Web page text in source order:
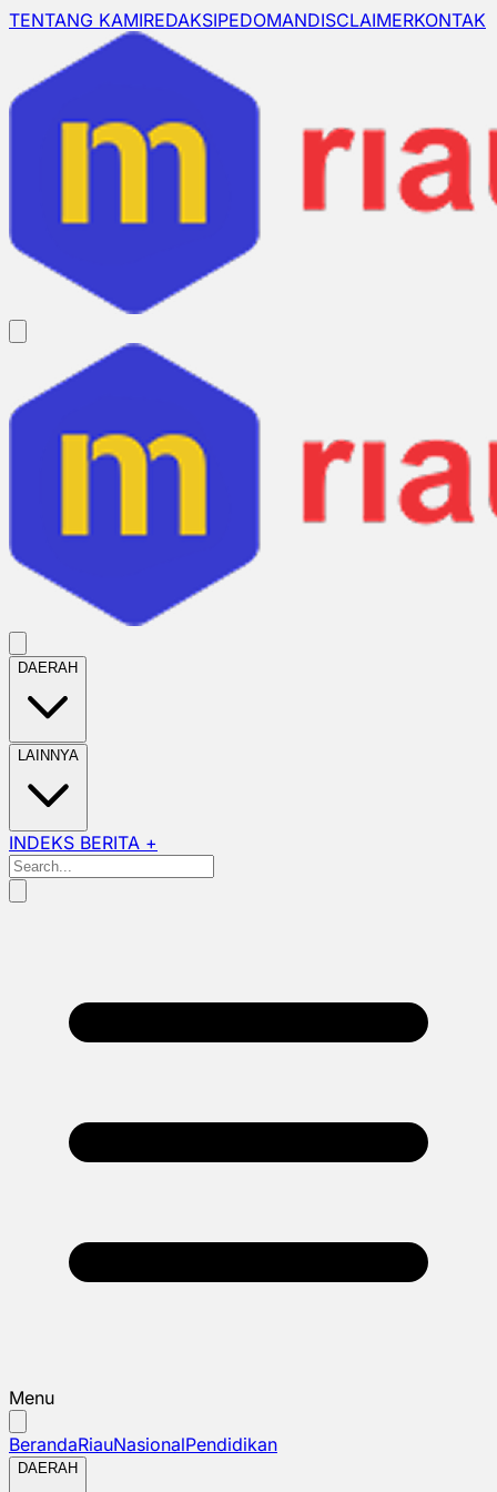
TENTANG KAMIREDAKSIPEDOMANDISCLAIMERKONTAK
DAERAH
LAINNYA
INDEKS BERITA +
Menu
BerandaRiauNasionalPendidikan
DAERAH